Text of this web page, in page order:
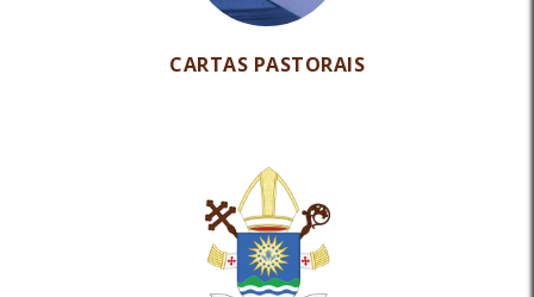
CARTAS PASTORAIS